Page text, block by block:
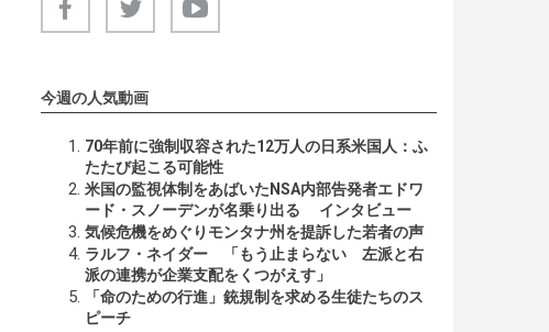
今週の人気動画
70年前に強制収容された12万人の日系米国人：ふ
たたび起こる可能性
米国の監視体制をあばいたNSA内部告発者エドワ
ード・スノーデンが名乗り出る インタビュー
気候危機をめぐりモンタナ州を提訴した若者の声
ラルフ・ネイダー 「もう止まらない 左派と右
派の連携が企業支配をくつがえす」
「命のための行進」銃規制を求める生徒たちのス
ピーチ